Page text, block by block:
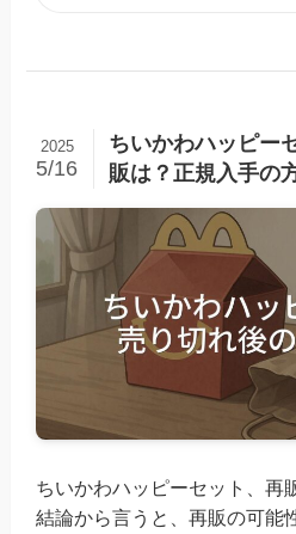
ちいかわハッピー
販は？正規入手の
2025
5/16
ちいかわハッピーセット、再
結論から言うと、再販の可能